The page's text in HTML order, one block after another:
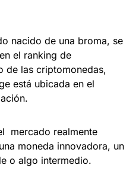
nacido de una broma, se
el ranking de
de las criptomonedas,
está ubicada en el
mercado realmente
moneda innovadora, un
o algo intermedio.